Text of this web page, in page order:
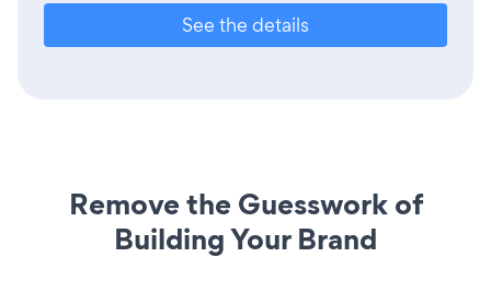
See the details
Remove the Guesswork of
Building Your Brand